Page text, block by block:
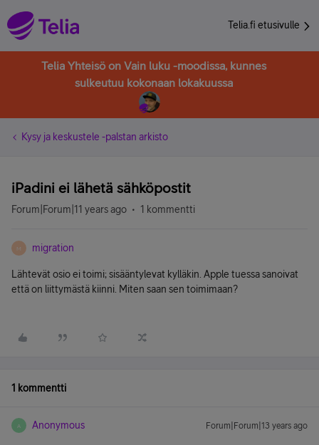
Telia.fi etusivulle
Telia Yhteisö on Vain luku -moodissa, kunnes
sulkeutuu kokonaan lokakuussa
Kysy ja keskustele -palstan arkisto
iPadini ei lähetä sähköpostit
Forum|Forum|11 years ago 1 kommentti
M migration
Lähtevät osio ei toimi; sisääntylevat kylläkin. Apple tuessa sanoivat
että on liittymästä kiinni. Miten saan sen toimimaan?
1 kommentti
A Anonymous Forum|Forum|13 years ago